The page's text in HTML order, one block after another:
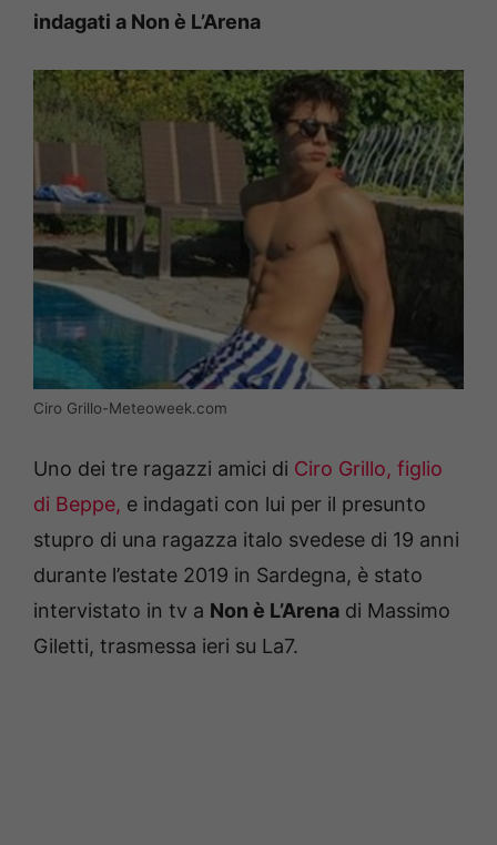
indagati a Non è L’Arena
Ciro Grillo-Meteoweek.com
Uno dei tre ragazzi amici di Ciro Grillo, figlio
di Beppe, e indagati con lui per il presunto
stupro di una ragazza italo svedese di 19 anni
durante l’estate 2019 in Sardegna, è stato
intervistato in tv a Non è L’Arena di Massimo
Giletti, trasmessa ieri su La7.